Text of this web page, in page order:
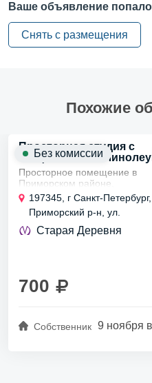
Ваше объявление
Снять с размещения
Похожие
Просторная студия с
танцевальным
у Старой Деревни
Просторное помещение в
Приморском районе,
выполненное в стиле
современного дизайна,
уютную атмосферу для
Вход в студию
отдельно,...
197345, г Санкт-Петербург,
Приморский р-н, ул.
Мебельная, д 49/92
Старая Деревня
700
Собственник 9 ноября
Без комиссии